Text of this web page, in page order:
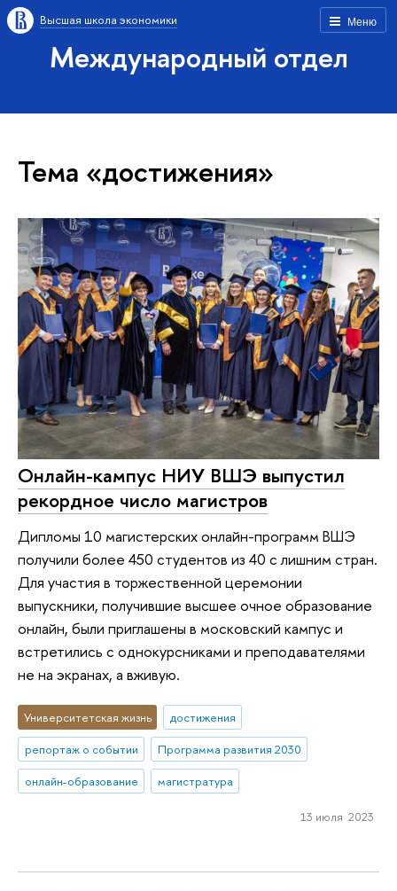
Меню
Высшая школа экономики
Международный отдел
Тема «достижения»
Онлайн-кампус НИУ ВШЭ выпустил
рекордное число магистров
Дипломы 10 магистерских онлайн-программ ВШЭ
получили более 450 студентов из 40 с лишним стран.
Для участия в торжественной церемонии
выпускники, получившие высшее очное образование
онлайн, были приглашены в московский кампус и
встретились с однокурсниками и преподавателями
не на экранах, а вживую.
Университетская жизнь
достижения
репортаж о событии
Программа развития 2030
онлайн-образование
магистратура
13 июля 2023